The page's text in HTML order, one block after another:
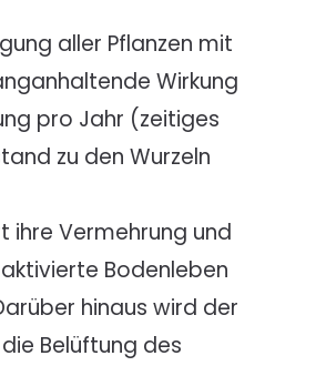
aller Pflanzen mit
Wirkung
pro Jahr (zeitiges
zu den Wurzeln
ihre Vermehrung und
Bodenleben
hinaus wird der
Belüftung des